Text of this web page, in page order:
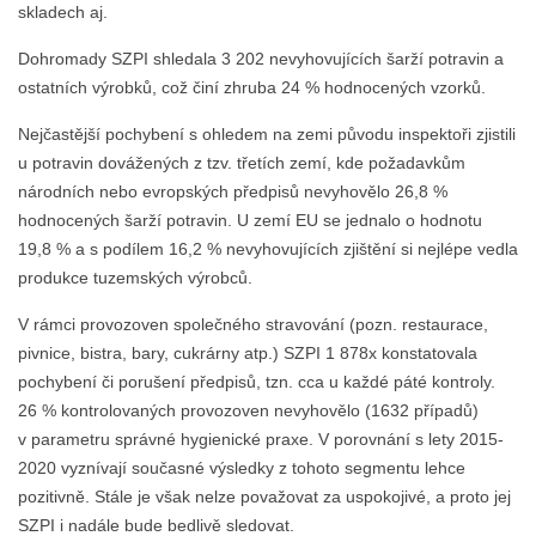
skladech aj.
Dohromady SZPI shledala 3 202 nevyhovujících šarží potravin a
ostatních výrobků, což činí zhruba 24 % hodnocených vzorků.
Nejčastější pochybení s ohledem na zemi původu inspektoři zjistili
u potravin dovážených z tzv. třetích zemí, kde požadavkům
národních nebo evropských předpisů nevyhovělo 26,8 %
hodnocených šarží potravin. U zemí EU se jednalo o hodnotu
19,8 % a s podílem 16,2 % nevyhovujících zjištění si nejlépe vedla
produkce tuzemských výrobců.
V rámci provozoven společného stravování (pozn. restaurace,
pivnice, bistra, bary, cukrárny atp.) SZPI 1 878x konstatovala
pochybení či porušení předpisů, tzn. cca u každé páté kontroly.
26 % kontrolovaných provozoven nevyhovělo (1632 případů)
v parametru správné hygienické praxe. V porovnání s lety 2015-
2020 vyznívají současné výsledky z tohoto segmentu lehce
pozitivně. Stále je však nelze považovat za uspokojivé, a proto jej
SZPI i nadále bude bedlivě sledovat.